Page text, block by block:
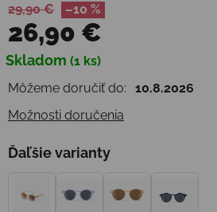
29,90 € –10 %
26,90 €
Jednotková cena:
Skladom (1 ks)
Môžeme doručiť do:
10.8.2026
Možnosti doručenia
Ďaľšie varianty